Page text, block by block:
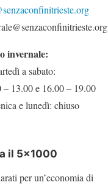
invernale:
a sabato:
– 13.00 e 16.00 – 19.00
e lunedì: chiuso
il 5×1000
per un’economia di